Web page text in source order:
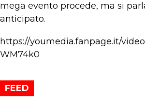
mega evento procede, ma si
anticipato.
https://youmedia.fanpage.it/
WM74k0
FEED